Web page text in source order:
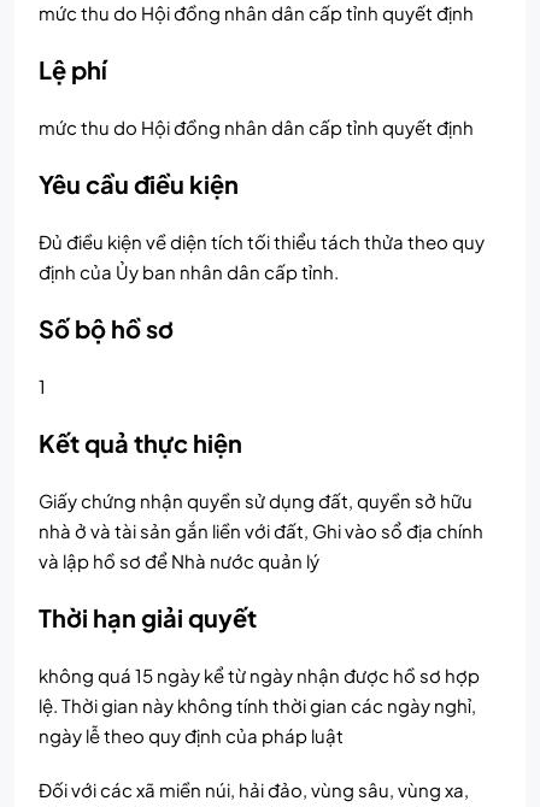
mức thu do Hội đồng nhân dân cấp tỉnh quyết định
Lệ phí
mức thu do Hội đồng nhân dân cấp tỉnh quyết định
Yêu cầu điều kiện
Đủ điều kiện về diện tích tối thiểu tách thửa theo quy
định của Ủy ban nhân dân cấp tỉnh.
Số bộ hồ sơ
1
Kết quả thực hiện
Giấy chứng nhận quyền sử dụng đất, quyền sở hữu
nhà ở và tài sản gắn liền với đất, Ghi vào sổ địa chính
và lập hồ sơ để Nhà nước quản lý
Thời hạn giải quyết
không quá 15 ngày kể từ ngày nhận được hồ sơ hợp
lệ. Thời gian này không tính thời gian các ngày nghỉ,
ngày lễ theo quy định của pháp luật
Đối với các xã miền núi, hải đảo, vùng sâu, vùng xa,